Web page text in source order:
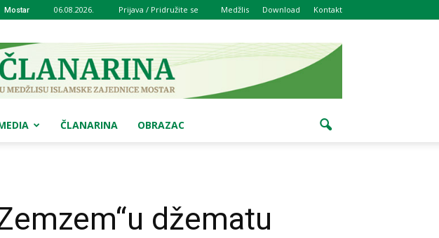
Mostar 06.08.2026. Prijava / Pridružite se Medžlis Download Kontakt
ČLANARINA OBRAZAC
džematu